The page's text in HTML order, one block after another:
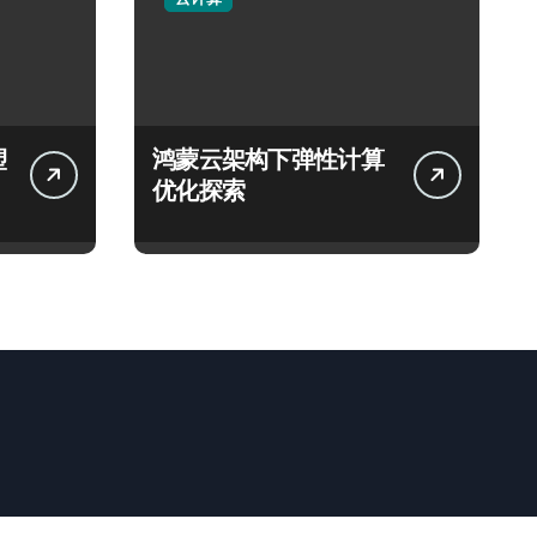
鸿蒙云架构下弹性计算
优化探索